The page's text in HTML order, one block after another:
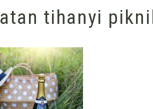
tihanyi